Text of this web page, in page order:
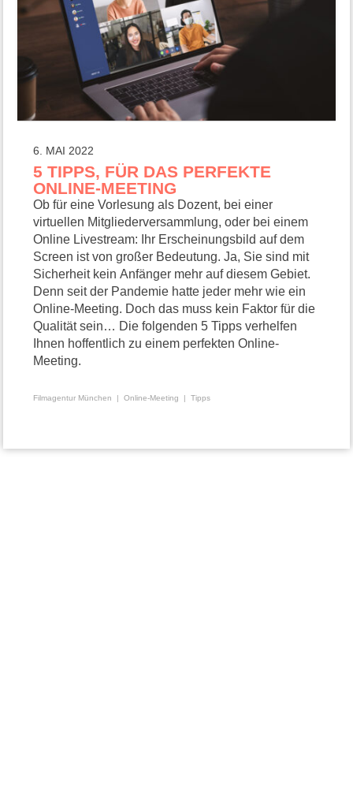
6. MAI 2022
5 TIPPS, FÜR DAS PERFEKTE
ONLINE-MEETING
Ob für eine Vorlesung als Dozent, bei einer
virtuellen Mitgliederversammlung, oder bei einem
Online Livestream: Ihr Erscheinungsbild auf dem
Screen ist von großer Bedeutung. Ja, Sie sind mit
Sicherheit kein Anfänger mehr auf diesem Gebiet.
Denn seit der Pandemie hatte jeder mehr wie ein
Online-Meeting. Doch das muss kein Faktor für die
Qualität sein… Die folgenden 5 Tipps verhelfen
Ihnen hoffentlich zu einem perfekten Online-
Meeting.
Filmagentur München Online-Meeting Tipps